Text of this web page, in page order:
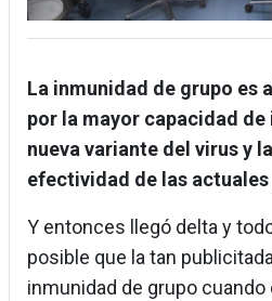
La inmunidad de grupo es
por la mayor capacidad
nueva variante del virus y
efectividad de las actuales
Y entonces llegó delta y
posible que la tan
inmunidad de grupo